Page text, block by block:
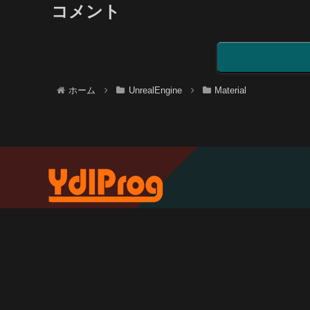
コメント
ホーム UnrealEngine Material